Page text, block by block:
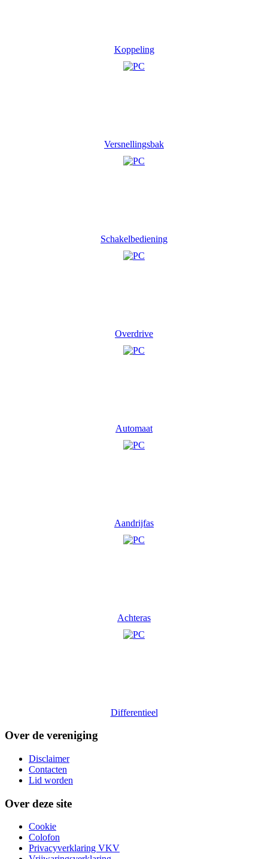
Koppeling
Versnellingsbak
Schakelbediening
Overdrive
Automaat
Aandrijfas
Achteras
Differentieel
Over de vereniging
Disclaimer
Contacten
Lid worden
Over deze site
Cookie
Colofon
Privacyverklaring VKV